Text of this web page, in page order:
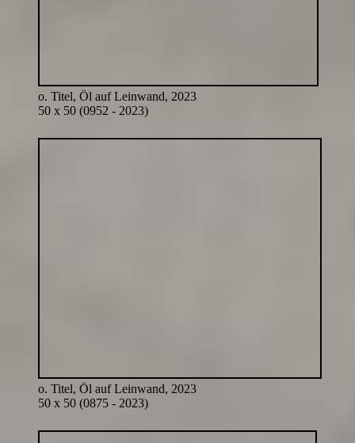
o. Titel, Öl auf Leinwand, 2023
50 x 50 (0952 - 2023)
o. Titel, Öl auf Leinwand, 2023
50 x 50 (0875 - 2023)